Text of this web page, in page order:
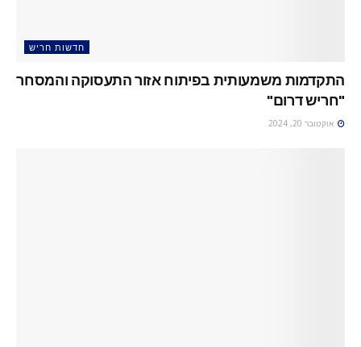
חדשות חריש
התקדמות משמעותית בפיתוח אזור התעסוקה והמסחר
"חריש דרום"
אוקטובר 20, 2024